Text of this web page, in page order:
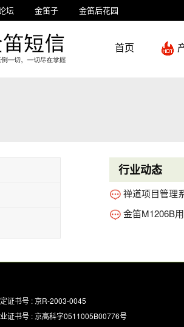
坛 金笛子 金笛后花园
首页
行业动态
禅道项目管理
金笛M1206B
证书号 : 京R-2003-0045
证书号 : 京高科字0511005B00776号